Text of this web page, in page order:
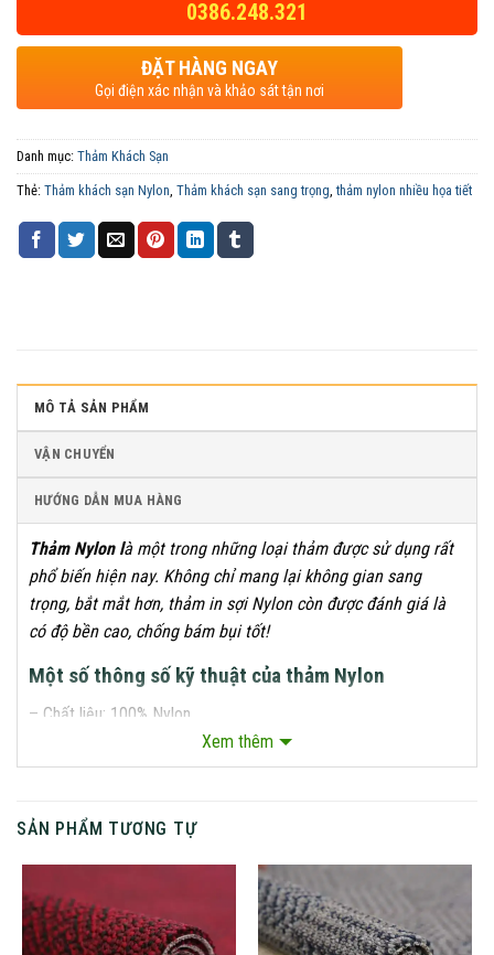
0386.248.321
ĐẶT HÀNG NGAY
Gọi điện xác nhận và khảo sát tận nơi
Danh mục: Thảm Khách Sạn
Thẻ: Thảm khách sạn Nylon, Thảm khách sạn sang trọng,thảm nylon nhiều họa tiết
MÔ TẢ SẢN PHẨM
VẬN CHUYỂN
HƯỚNG DẪN MUA HÀNG
Thảm Nylon là một trong những loại thảm được sử dụng rất
phổ biến hiện nay. Không chỉ mang lại không gian sang
trọng, bắt mắt hơn, thảm in sợi Nylon còn được đánh giá là
có độ bền cao, chống bám bụi tốt!
Một số thông số kỹ thuật của thảm Nylon
– Chất liệu: 100% Nylon.
– Đế: làm từ sợi pp.
– Trọng lượng sợi: 1000g/m2.
Xem thêm
SẢN PHẨM TƯƠNG TỰ